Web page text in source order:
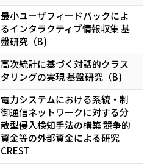
最小ユーザフィードバックによ
るインタラクティブ情報収集 基
盤研究（B)
高次統計に基づく対話的クラス
タリングの実現 基盤研究（B)
電力システムにおける系統・制
御通信ネットワークに対する分
散型侵入検知手法の構築 競争的
資金等の外部資金による研究
CREST